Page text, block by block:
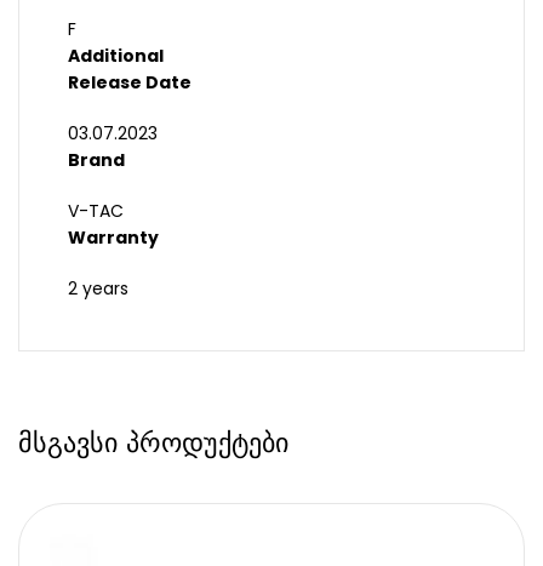
F
Additional
Release Date
03.07.2023
Brand
V-TAC
Warranty
2 years
მსგავსი პროდუქტები